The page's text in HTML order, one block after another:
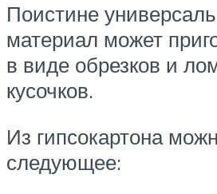
Поистине
материал может
в виде обрезков и
кусочков.
Из гипсокартона
следующее: